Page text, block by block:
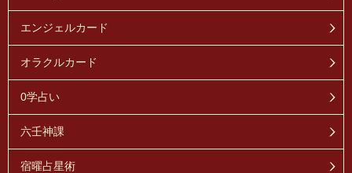
エンジェルカード
オラクルカード
0学占い
六壬神課
宿曜占星術